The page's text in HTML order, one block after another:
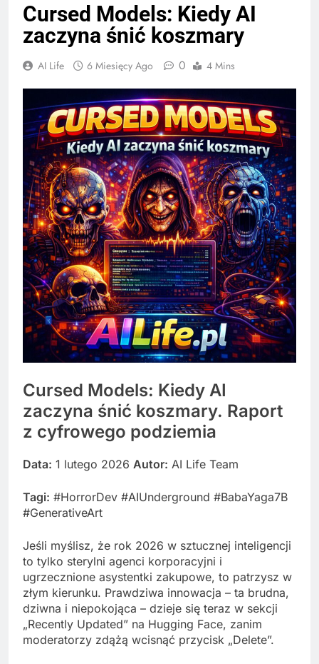
Cursed Models: Kiedy AI
zaczyna śnić koszmary
AI Life 6 Miesięcy Ago 0 4 Mins
Cursed Models: Kiedy AI
zaczyna śnić koszmary. Raport
z cyfrowego podziemia
Data: 1 lutego 2026 Autor: AI Life Team
Tagi: #HorrorDev #AIUnderground #BabaYaga7B
#GenerativeArt
Jeśli myślisz, że rok 2026 w sztucznej inteligencji
to tylko sterylni agenci korporacyjni i
ugrzecznione asystentki zakupowe, to patrzysz w
złym kierunku. Prawdziwa innowacja – ta brudna,
dziwna i niepokojąca – dzieje się teraz w sekcji
„Recently Updated” na Hugging Face, zanim
moderatorzy zdążą wcisnąć przycisk „Delete”.